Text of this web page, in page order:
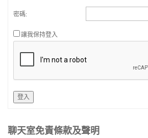
密碼:
讓我保持登入
登入
聊天室免責條款及聲明